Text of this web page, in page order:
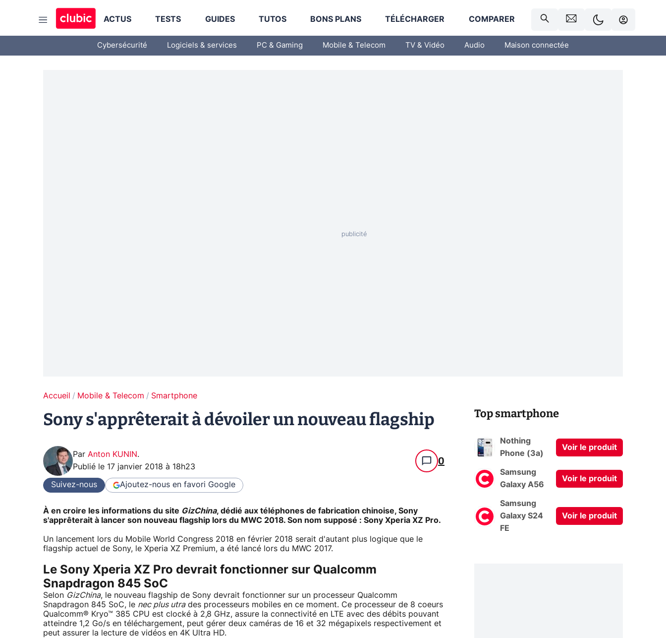
ACTUS TESTS GUIDES TUTOS BONS PLANS TÉLÉCHARGER COMPARER
Cybersécurité Logiciels & services PC & Gaming Mobile & Telecom TV & Vidéo Audio Maison connectée
Accueil Mobile & Telecom Smartphone
Sony s'apprêterait à dévoiler un nouveau flagship
Par Anton KUNIN.
Publié le 17 janvier 2018 à 18h23 0
Suivez-nous Ajoutez-nous en favori Google
À en croire les informations du site GizChina, dédié aux téléphones de fabrication chinoise, Sony
s'apprêterait à lancer son nouveau flagship lors du MWC 2018. Son nom supposé : Sony Xperia XZ Pro.
Un lancement lors du Mobile World Congress 2018 en février 2018 serait d'autant plus logique que le
flagship actuel de Sony, le Xperia XZ Premium, a été lancé lors du MWC 2017.
Le Sony Xperia XZ Pro devrait fonctionner sur Qualcomm
Snapdragon 845 SoC
Selon GizChina, le nouveau flagship de Sony devrait fonctionner sur un processeur Qualcomm
Snapdragon 845 SoC, le nec plus utrades processeurs mobiles en ce moment. Ce processeur de 8 coeurs
Qualcomm® Kryo™ 385 CPU est clocké à 2,8 GHz, assure la connectivité en LTE avec des débits pouvant
atteindre 1,2 Go/s en téléchargement, peut gérer deux caméras de 16 et 32 mégapixels respectivement et
peut assurer la lecture de vidéos en 4K Ultra HD.
Top smartphone
Nothing
Phone (3a)
Voir le produit
Samsung
Galaxy A56
Voir le produit
Samsung
Galaxy S24
FE
Voir le produit